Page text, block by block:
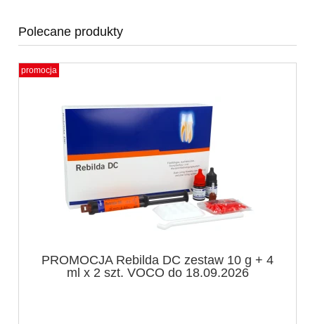
Polecane produkty
PROMOCJA Rebilda DC zestaw 10 g + 4
ml x 2 szt. VOCO do 18.09.2026
promocja